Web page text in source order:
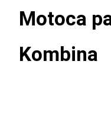
Motoca
Kombina